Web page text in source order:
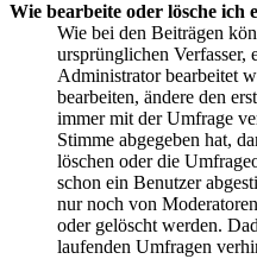
Wie bearbeite oder lösche ich
Wie bei den Beiträgen
ursprünglichen Verfasser,
Administrator bearbeitet
bearbeiten, ändere den
immer mit der Umfrage
Stimme abgegeben hat,
löschen oder die
schon ein Benutzer
nur noch von
oder gelöscht werden.
laufenden Umfragen